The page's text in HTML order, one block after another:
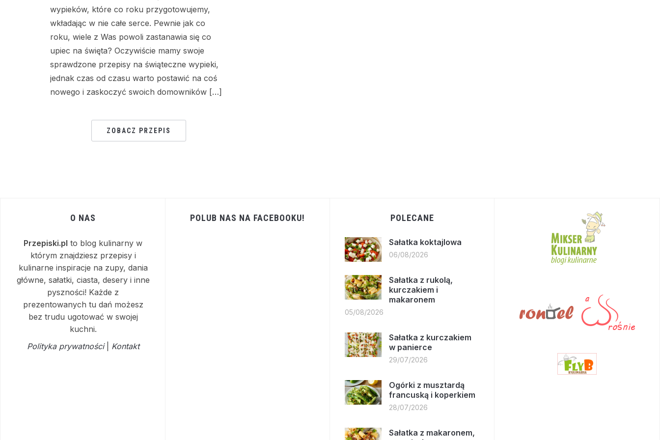
wypieków, które co roku przygotowujemy,
wkładając w nie całe serce. Pewnie jak co
roku, wiele z Was powoli zastanawia się co
upiec na święta? Oczywiście mamy swoje
sprawdzone przepisy na świąteczne wypieki,
jednak czas od czasu warto postawić na coś
nowego i zaskoczyć swoich domowników […]
ZOBACZ PRZEPIS
O NAS
Przepiski.pl to blog kulinarny w
którym znajdziesz przepisy i
kulinarne inspiracje na zupy, dania
główne, sałatki, ciasta, desery i inne
pyszności! Każde z
prezentowanych tu dań możesz
bez trudu ugotować w swojej
kuchni.
Polityka prywatności| Kontakt
POLUB NAS NA FACEBOOKU! POLECANE
Sałatka koktajlowa
06/08/2026
Sałatka z rukolą,
kurczakiem i
makaronem
05/08/2026
Sałatka z kurczakiem
w panierce
29/07/2026
Ogórki z musztardą
francuską i koperkiem
28/07/2026
Sałatka z makaronem,